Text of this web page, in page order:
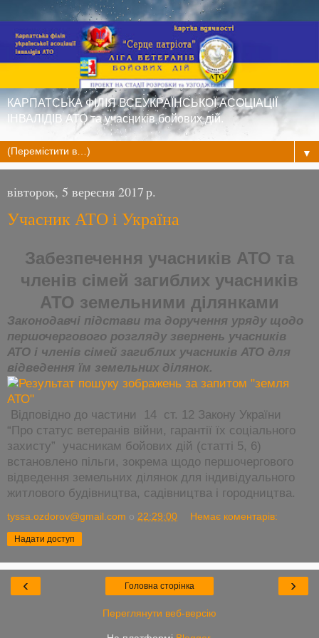
КАРПАТСЬКА ФІЛІЯ ВСЕУКРАЇНСЬКОЇ АСОЦІАЦІЇ
ІНВАЛІДІВ АТО та учасників бойових дій.
▼
вівторок, 5 вересня 2017 р.
Учасник АТО і Україна
Забезпечення учасників АТО та
членів сімей загиблих учасників
АТО земельними ділянками
Законодавчі підстави та доручення уряду щодо
першочергового розгляду звернень учасників
АТО і членів сімей загиблих учасників АТО для
відведення їм земельних ділянок.
Відповідно до частини 14 ст. 12 Закону України
“Про статус ветеранів війни, гарантії їх соціального
захисту” учасникам бойових дій (статті 5, 6)
встановлено пільги, зокрема щодо першочергового
відведення земельних ділянок для індивідуального
житлового будівництва, садівництва і городництва.
tyssa.ozdorov@gmail.com о 22:29:00 Немає коментарів:
Надати доступ
‹ ›
Головна сторінка
Переглянути веб-версію